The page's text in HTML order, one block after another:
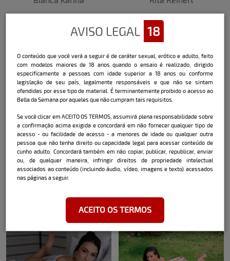
Letícia Leal Bruna Valerio
Jheni Gonçalves
AVISO LEGAL 18
O conteúdo que você verá a seguir é de caráter sexual, erótico e adulto, feito
com modelos maiores de 18 anos quando o ensaio é realizado, dirigido
especificamente a pessoas com idade superior a 18 anos ou conforme
legislação de seu país, legalmente responsáveis e que não se sintam
ofendidas por esse tipo de material. É terminantemente proibido o acesso ao
Bella da Semana por aqueles que não cumpram tais requisitos.
Se você clicar em ACEITO OS TERMOS, assumirá plena responsabilidade sobre
a confirmação acima exigida e concordará em não fornecer qualquer tipo de
acesso - ou facilidade de acesso - a menores de idade ou qualquer outra
pessoa que não tenha direito ou capacidade legal para acessar conteúdo de
cunho adulto. Concordará também em não copiar, publicar, republicar, enviar
ou, de qualquer maneira, infringir direitos de propriedade intelectual
associados ao conteúdo (incluindo áudio, vídeo, imagens e texto) acessados
nas páginas a seguir.
ACEITO OS TERMOS